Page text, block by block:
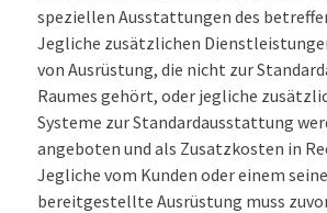
speziellen Ausstattungen des
Jegliche zusätzlichen
von Ausrüstung, die nicht zur
Raumes gehört, oder jegliche
Systeme zur Standardausstattung
angeboten und als Zusatzkosten in
Jegliche vom Kunden oder einem
bereitgestellte Ausrüstung muss